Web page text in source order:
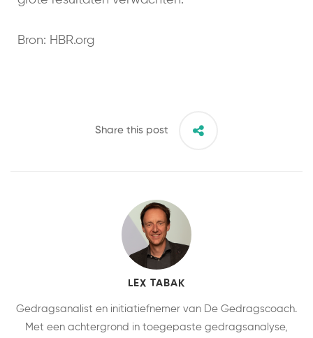
Bron: HBR.org
Share this post
LEX TABAK
Gedragsanalist en initiatiefnemer van De Gedragscoach.
Met een achtergrond in toegepaste gedragsanalyse,